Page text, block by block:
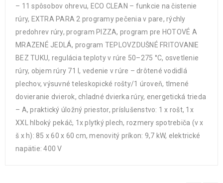
– 11 spôsobov ohrevu, ECO CLEAN – funkcie na čistenie
rúry, EXTRA PARA 2 programy pečenia v pare, rýchly
predohrev rúry, program PIZZA, program pre HOTOVÉ A
MRAZENÉ JEDLÁ, program TEPLOVZDUŠNÉ FRITOVANIE
BEZ TUKU, regulácia teploty v rúre 50–275 °C, osvetlenie
rúry, objem rúry 71 l, vedenie v rúre – drôtené vodidlá
plechov, výsuvné teleskopické rošty/1 úroveň, tlmené
dovieranie dvierok, chladné dvierka rúry, energetická trieda
– A, praktický úložný priestor, príslušenstvo: 1 x rošt, 1x
XXL hlboký pekáč, 1x plytký plech, rozmery spotrebiča (v x
š x h): 85 x 60 x 60 cm, menovitý príkon: 9,7 kW, elektrické
napätie: 400 V